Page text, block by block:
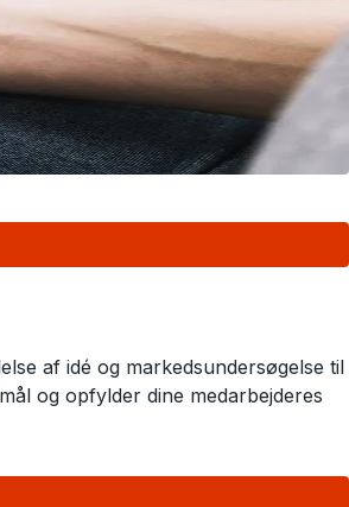
af idé og markedsundersøgelse til
og opfylder dine medarbejderes